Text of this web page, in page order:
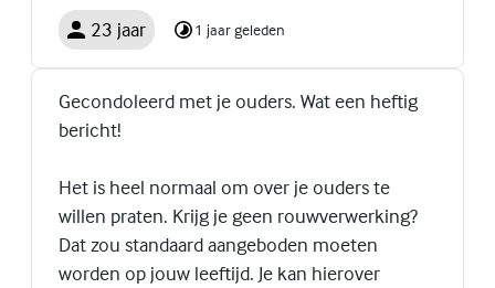
23 jaar 1 jaar geleden
Gecondoleerd met je ouders. Wat een heftig
bericht!
Het is heel normaal om over je ouders te
willen praten. Krijg je geen rouwverwerking?
Dat zou standaard aangeboden moeten
worden op jouw leeftijd. Je kan hierover